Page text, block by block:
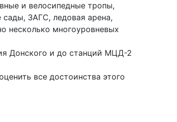
и велосипедные тропы,
ЗАГС, ледовая арена,
несколько многоуровневых
Донского и до станций МЦД-2
все достоинства этого